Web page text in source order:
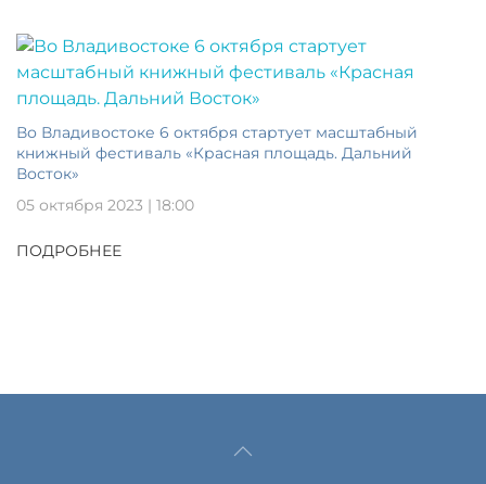
Во Владивостоке 6 октября стартует масштабный
книжный фестиваль «Красная площадь. Дальний
Восток»
05 октября 2023 | 18:00
ПОДРОБНЕЕ